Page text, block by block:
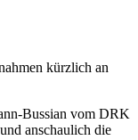
kürzlich an
Bussian vom DRK
anschaulich die